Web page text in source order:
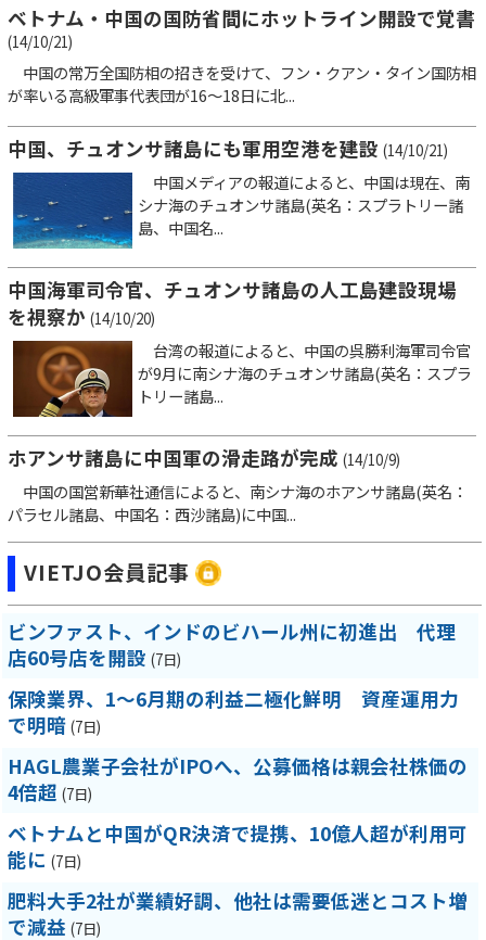
ベトナム・中国の国防省間にホットライン開設で覚書
(14/10/21)
中国の常万全国防相の招きを受けて、フン・クアン・タイン国防相
が率いる高級軍事代表団が16～18日に北...
中国、チュオンサ諸島にも軍用空港を建設 (14/10/21)
中国メディアの報道によると、中国は現在、南
シナ海のチュオンサ諸島(英名：スプラトリー諸
島、中国名...
中国海軍司令官、チュオンサ諸島の人工島建設現場
を視察か (14/10/20)
台湾の報道によると、中国の呉勝利海軍司令官
が9月に南シナ海のチュオンサ諸島(英名：スプラ
トリー諸島...
ホアンサ諸島に中国軍の滑走路が完成 (14/10/9)
中国の国営新華社通信によると、南シナ海のホアンサ諸島(英名：
パラセル諸島、中国名：西沙諸島)に中国...
VIETJO会員記事
ビンファスト、インドのビハール州に初進出 代理
店60号店を開設 (7日)
保険業界、1～6月期の利益二極化鮮明 資産運用力
で明暗 (7日)
HAGL農業子会社がIPOへ、公募価格は親会社株価の
4倍超 (7日)
ベトナムと中国がQR決済で提携、10億人超が利用可
能に (7日)
肥料大手2社が業績好調、他社は需要低迷とコスト増
で減益 (7日)